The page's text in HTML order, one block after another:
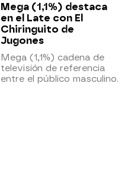
Mega (1,1%) destaca
en el Late con El
Chiringuito de
Jugones
Mega (1,1%) cadena de
televisión de referencia
entre el público masculino.